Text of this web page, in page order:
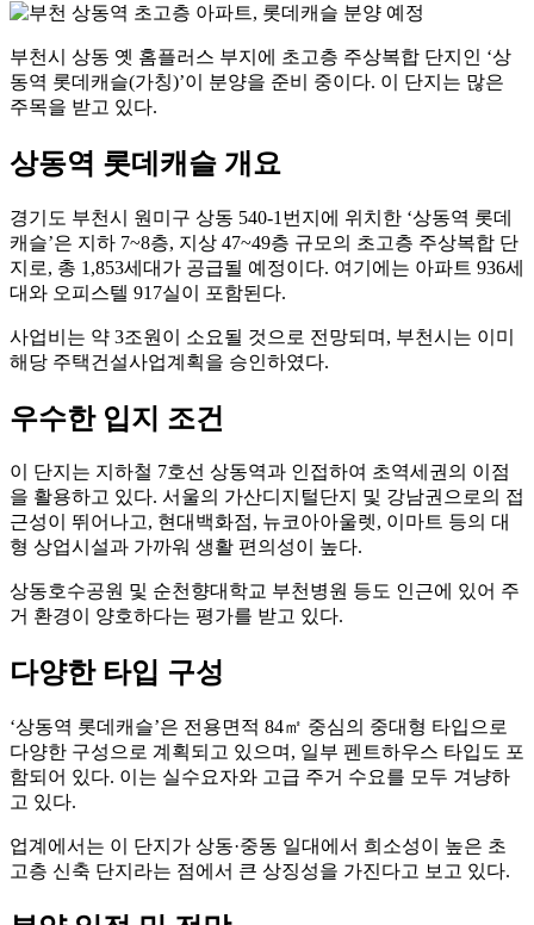
부천시 상동 옛 홈플러스 부지에 초고층 주상복합 단지인 ‘상
동역 롯데캐슬(가칭)’이 분양을 준비 중이다. 이 단지는 많은
주목을 받고 있다.
상동역 롯데캐슬 개요
경기도 부천시 원미구 상동 540-1번지에 위치한 ‘상동역 롯데
캐슬’은 지하 7~8층, 지상 47~49층 규모의 초고층 주상복합 단
지로, 총 1,853세대가 공급될 예정이다. 여기에는 아파트 936세
대와 오피스텔 917실이 포함된다.
사업비는 약 3조원이 소요될 것으로 전망되며, 부천시는 이미
해당 주택건설사업계획을 승인하였다.
우수한 입지 조건
이 단지는 지하철 7호선 상동역과 인접하여 초역세권의 이점
을 활용하고 있다. 서울의 가산디지털단지 및 강남권으로의 접
근성이 뛰어나고, 현대백화점, 뉴코아아울렛, 이마트 등의 대
형 상업시설과 가까워 생활 편의성이 높다.
상동호수공원 및 순천향대학교 부천병원 등도 인근에 있어 주
거 환경이 양호하다는 평가를 받고 있다.
다양한 타입 구성
‘상동역 롯데캐슬’은 전용면적 84㎡ 중심의 중대형 타입으로
다양한 구성으로 계획되고 있으며, 일부 펜트하우스 타입도 포
함되어 있다. 이는 실수요자와 고급 주거 수요를 모두 겨냥하
고 있다.
업계에서는 이 단지가 상동·중동 일대에서 희소성이 높은 초
고층 신축 단지라는 점에서 큰 상징성을 가진다고 보고 있다.